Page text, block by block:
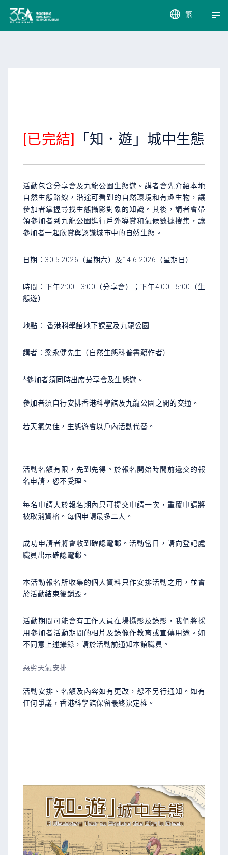
繁 簡
[已完結] 「知．遊」城中生態
活動包含分享會及九龍公園生態遊。講者會先介紹本地
自然生態路線，沿途可看到的自然環境和有趣生物，讓
參加者掌握尋找生態攝影對象的知識。其後，講者會帶
領參加者到九龍公園進行戶外導賞和氣候數據搜集，讓
參加者一起欣賞與認識城市中的自然生態。
日期：30.5.2026（星期六）及14.6.2026（星期日）
時間：下午2:00 - 3:00 （分享會）；下午4:00 - 5:00
（生
態遊）
地點︰ 香港科學館地下課室及九龍公園
講者︰梁永健先生（自然生態科普書籍作者）
*參加者須同時出席分享會及生態遊。
參加者須自行安排香港科學館及九龍公園之間的交通。
若天氣欠佳，生態遊會以戶內活動代替。
活動名額有限，先到先得。於報名開始時間前遞交的報
名申請，恕不受理。
每名申請人於報名期內只可提交申請一次，重覆申請將
被取消資格。每個申請最多二人。
成功申請者將會收到確認電郵。活動當日，請向登記處
職員出示確認電郵。
本活動報名所收集的個人資料只作安排活動之用，並會
於活動結束後銷毀。
活動期間可能會有工作人員在場攝影及錄影，我們將採
用參加者活動期間的相片及錄像作教育或宣傳用途。如
不同意上述攝錄，請於活動前通知本館職員。
惡劣天氣安排
活動安排、名額及內容如有更改，恕不另行通知。如有
任何爭議，香港科學館保留最終決定權。